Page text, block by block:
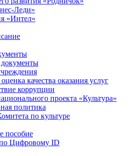
Леди»
«Интел»
качества оказания услуг
коррупции
проекта «Культура»
политика
по культуре
пособие
Цифровому ID